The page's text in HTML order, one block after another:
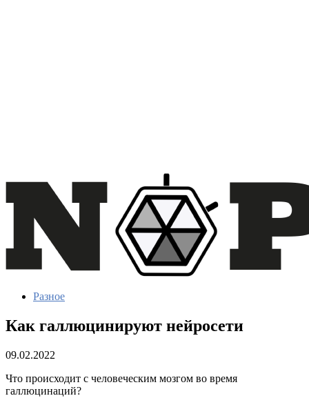
Разное
Как галлюцинируют нейросети
09.02.2022
Что происходит с человеческим мозгом во время
галлюцинаций?